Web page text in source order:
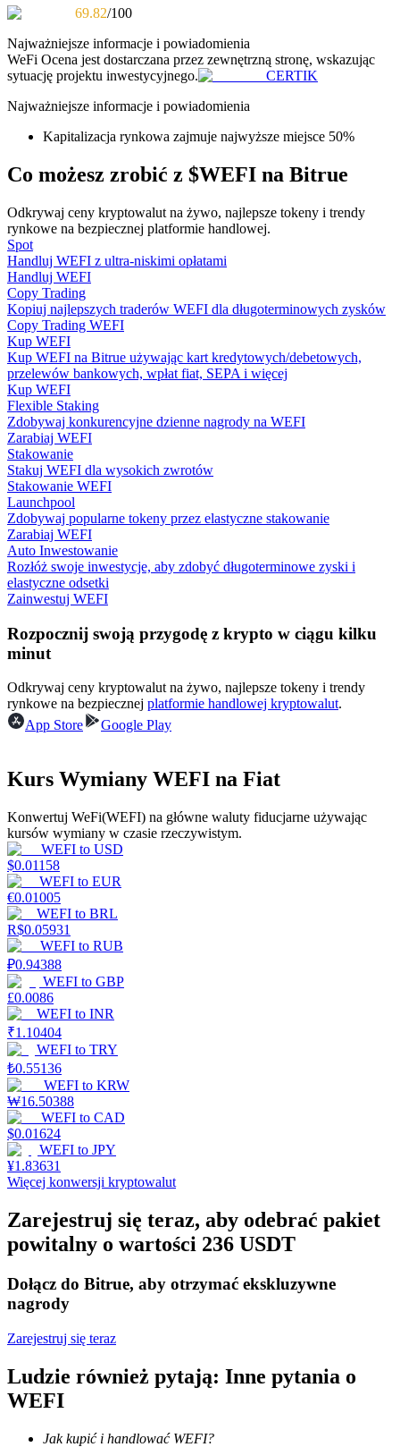
Informacja
Analiza Big Data, w tym informacje handlowe itp.
Przewodnik
Przewodnik dla początkujących dotyczący kontraktów futures
Strategie handlowe
Dowiedz się, jak zachować rentowność
Zarabiać
Mocna Świnka
Codziennie zdobywaj konkurencyjne nagrody
Stawianie
Wysokie zyski i natychmiastowy dostęp
tokenach
69.82/100
Najważniejsze informacje i powiadomienia
WeFi Ocena jest dostarczana przez zewnętrzną stronę, wskazując
sytuację projektu inwestycyjnego.
CERTIK
Najważniejsze informacje i powiadomienia
Kapitalizacja rynkowa zajmuje najwyższe miejsce 50%
Co możesz zrobić z $WEFI na Bitrue
Odkrywaj ceny kryptowalut na żywo, najlepsze tokeny i trendy
rynkowe na bezpiecznej platformie handlowej.
Spot
Handluj WEFI z ultra-niskimi opłatami
Handluj WEFI
Copy Trading
Kopiuj najlepszych traderów WEFI dla długoterminowych zysków
Copy Trading WEFI
Kup WEFI
Kup WEFI na Bitrue używając kart kredytowych/debetowych,
przelewów bankowych, wpłat fiat, SEPA i więcej
Kup WEFI
Flexible Staking
Zdobywaj konkurencyjne dzienne nagrody na WEFI
Zarabiaj WEFI
Stakowanie
Stakuj WEFI dla wysokich zwrotów
Stakowanie WEFI
Launchpool
Zdobywaj popularne tokeny przez elastyczne stakowanie
Zarabiaj WEFI
Auto Inwestowanie
Rozłóż swoje inwestycje, aby zdobyć długoterminowe zyski i
elastyczne odsetki
Zainwestuj WEFI
Rozpocznij swoją przygodę z krypto w ciągu kilku
minut
Odkrywaj ceny kryptowalut na żywo, najlepsze tokeny i trendy
rynkowe na bezpiecznej platformie handlowej kryptowalut.
App Store
Google Play
Kurs Wymiany WEFI na Fiat
Konwertuj WeFi(WEFI) na główne waluty fiducjarne używając
kursów wymiany w czasie rzeczywistym.
WEFI to USD
$0.01158
WEFI to EUR
€0.01005
WEFI to BRL
R$0.05931
WEFI to RUB
₽0.94388
WEFI to GBP
£0.0086
WEFI to INR
₹1.10404
WEFI to TRY
₺0.55136
WEFI to KRW
₩16.50388
WEFI to CAD
$0.01624
WEFI to JPY
¥1.83631
Więcej konwersji kryptowalut
Zarejestruj się teraz, aby odebrać pakiet
powitalny o wartości 236 USDT
Dołącz do Bitrue, aby otrzymać ekskluzywne
nagrody
Zarejestruj się teraz
Ludzie również pytają: Inne pytania o
WEFI
Jak kupić i handlować WEFI?